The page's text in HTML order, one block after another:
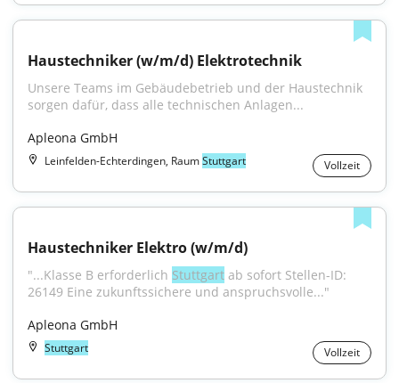
Haustechniker (w/m/d) Elektrotechnik
Unsere Teams im Gebäudebetrieb und der Haustechnik
sorgen dafür, dass alle technischen Anlagen...
Apleona GmbH
Leinfelden-Echterdingen, RaumStuttgart Vollzeit
Haustechniker Elektro (w/m/d)
"...Klasse B erforderlich Stuttgart ab sofort Stellen-ID:
26149 Eine zukunftssichere und anspruchsvolle..."
Apleona GmbH
Stuttgart Vollzeit